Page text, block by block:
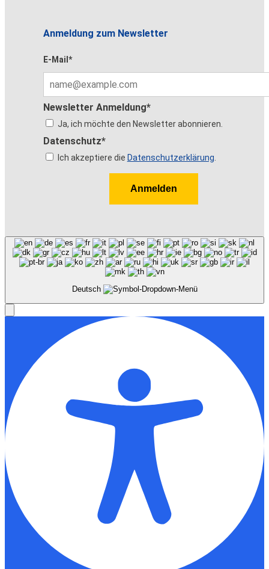
Anmeldung zum Newsletter
E-Mail*
Newsletter Anmeldung*
Ja, ich möchte den Newsletter abonnieren.
Datenschutz*
Ich akzeptiere die Datenschutzerklärung
Anmelden
Deutsch